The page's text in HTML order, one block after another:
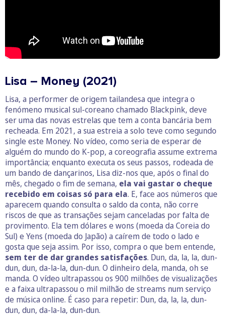
Lisa – Money (2021)
Lisa, a performer de origem tailandesa que integra o
fenómeno musical sul-coreano chamado Blackpink, deve
ser uma das novas estrelas que tem a conta bancária bem
recheada. Em 2021, a sua estreia a solo teve como segundo
single este Money. No vídeo, como seria de esperar de
alguém do mundo do K-pop, a coreografia assume extrema
importância; enquanto executa os seus passos, rodeada de
um bando de dançarinos, Lisa diz-nos que, após o final do
mês, chegado o fim de semana, ela vai gastar o cheque
recebido em coisas só para ela. E, face aos números que
aparecem quando consulta o saldo da conta, não corre
riscos de que as transações sejam canceladas por falta de
provimento. Ela tem dólares e wons (moeda da Coreia do
Sul) e Yens (moeda do Japão) a caírem de todo o lado e
gosta que seja assim. Por isso, compra o que bem entende,
sem ter de dar grandes satisfações. Dun, da, la, la, dun-
dun, dun, da-la-la, dun-dun. O dinheiro dela, manda, oh se
manda. O vídeo ultrapassou os 900 milhões de visualizações
e a faixa ultrapassou o mil milhão de streams num serviço
de música online. É caso para repetir: Dun, da, la, la, dun-
dun, dun, da-la-la, dun-dun.